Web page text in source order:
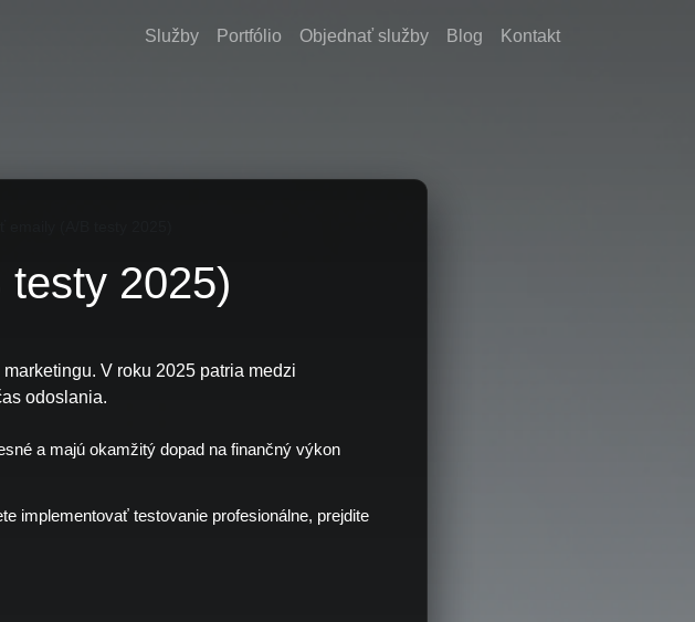
Služby Portfólio Objednať služby Blog Kontakt
2025)
V roku 2025 patria medzi
odoslania.
a majú okamžitý dopad na finančný výkon
implementovať testovanie profesionálne, prejdite